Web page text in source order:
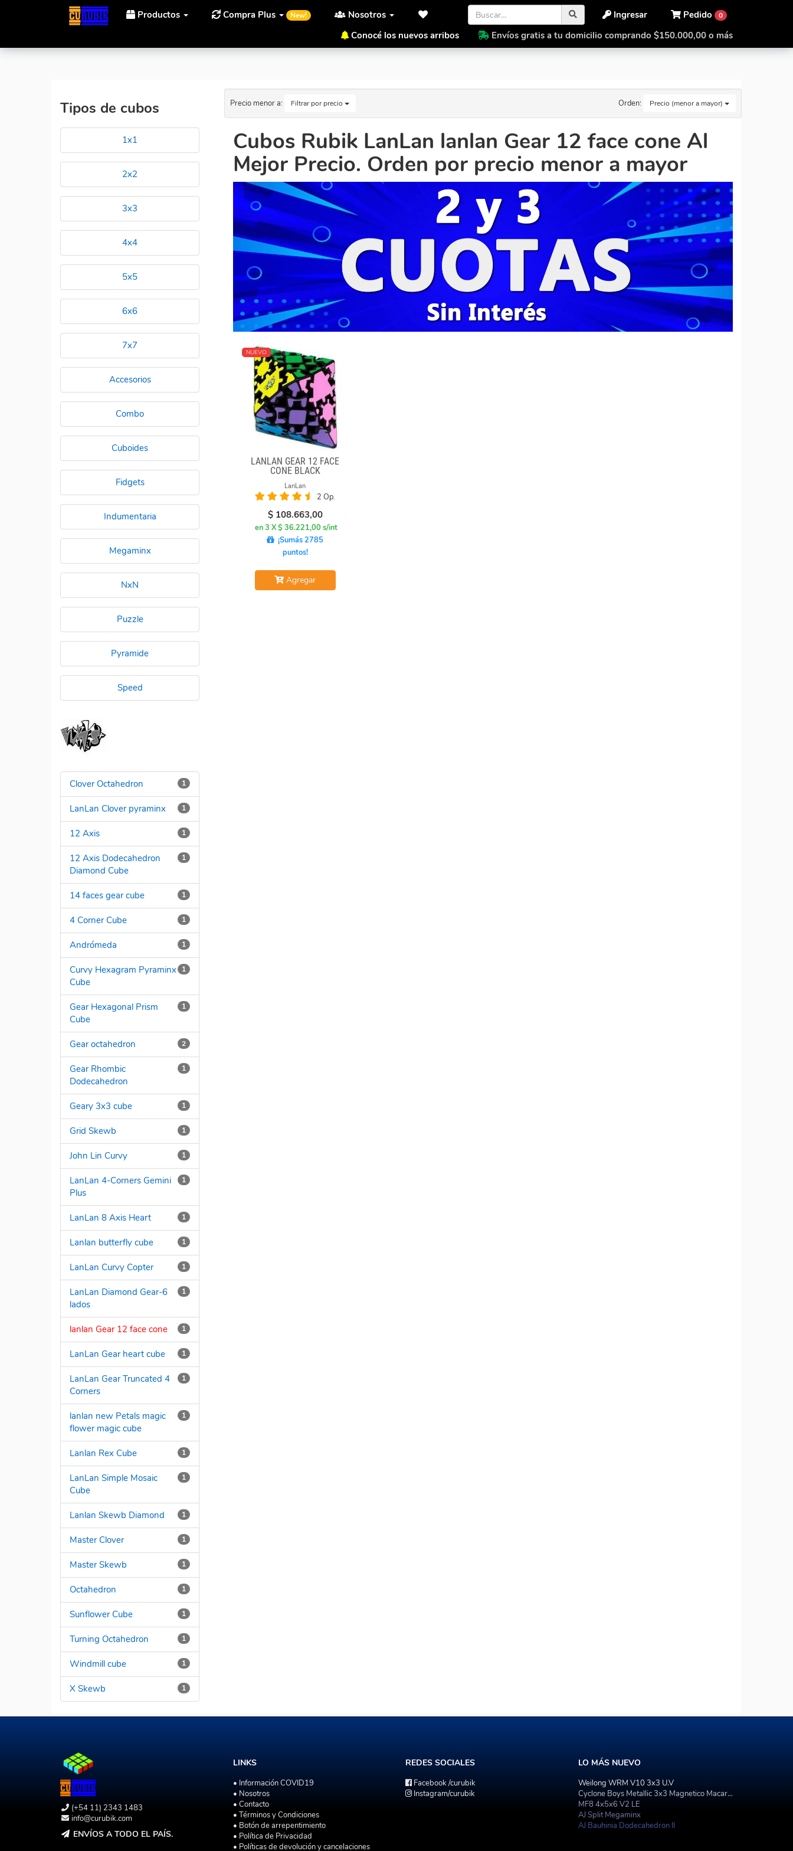
Productos Compra Plus New! Nosotros Pedido 0
Ingresar
Conocé los nuevos arribos
Envíos gratis a tu domicilio comprando $150.000,00 o más
Cubos Rubik LanLan lanlan Gear 12 face cone Al Mejor Precio. Orden por precio menor a mayor
Tipos de cubos
1x1
2x2
3x3
4x4
5x5
6x6
7x7
Accesorios
Combo
Cuboides
Fidgets
Indumentaria
Megaminx
NxN
Puzzle
Pyramide
Speed
1
Clover Octahedron
1
LanLan Clover pyraminx
1
12 Axis
1
12 Axis Dodecahedron
Diamond Cube
1
14 faces gear cube
1
4 Corner Cube
1
Andrómeda
1
Curvy Hexagram Pyraminx
Cube
1
Gear Hexagonal Prism
Cube
2
Gear octahedron
1
Gear Rhombic
Dodecahedron
1
Geary 3x3 cube
1
Grid Skewb
1
John Lin Curvy
1
LanLan 4-Corners Gemini
Plus
1
LanLan 8 Axis Heart
1
Lanlan butterfly cube
1
LanLan Curvy Copter
1
LanLan Diamond Gear-6
lados
1
lanlan Gear 12 face cone
1
LanLan Gear heart cube
1
LanLan Gear Truncated 4
Corners
1
lanlan new Petals magic
flower magic cube
1
Lanlan Rex Cube
1
LanLan Simple Mosaic
Cube
1
Lanlan Skewb Diamond
1
Master Clover
1
Master Skewb
1
Octahedron
1
Sunflower Cube
1
Turning Octahedron
1
Windmill cube
1
X Skewb
Precio menor a: Filtrar por precio Orden: Precio (menor a mayor)
Cubos Rubik LanLan lanlan Gear 12 face cone Al
Mejor Precio. Orden por precio menor a mayor
NUEVO
LANLAN GEAR 12 FACE
CONE BLACK
LanLan
2 Op.
$ 108.663,00
en 3 X $ 36.221,00 s/int
¡Sumás 2785
puntos!
Agregar
(+54 11) 2343 1483
info@curubik.com
ENVÍOS A TODO EL PAÍS.
LINKS
• Información COVID19
• Nosotros
• Contacto
• Términos y Condiciones
• Botón de arrepentimiento
• Política de Privacidad
• Políticas de devolución y cancelaciones
REDES SOCIALES
Facebook/curubik
Instagram/curubik
LO MÁS NUEVO
Weilong WRM V10 3x3 U.V
Cyclone Boys Metallic 3x3 Magnetico Macaron
MF8 4x5x6 V2 LE
AJ Split Megaminx
AJ Bauhinia Dodecahedron II